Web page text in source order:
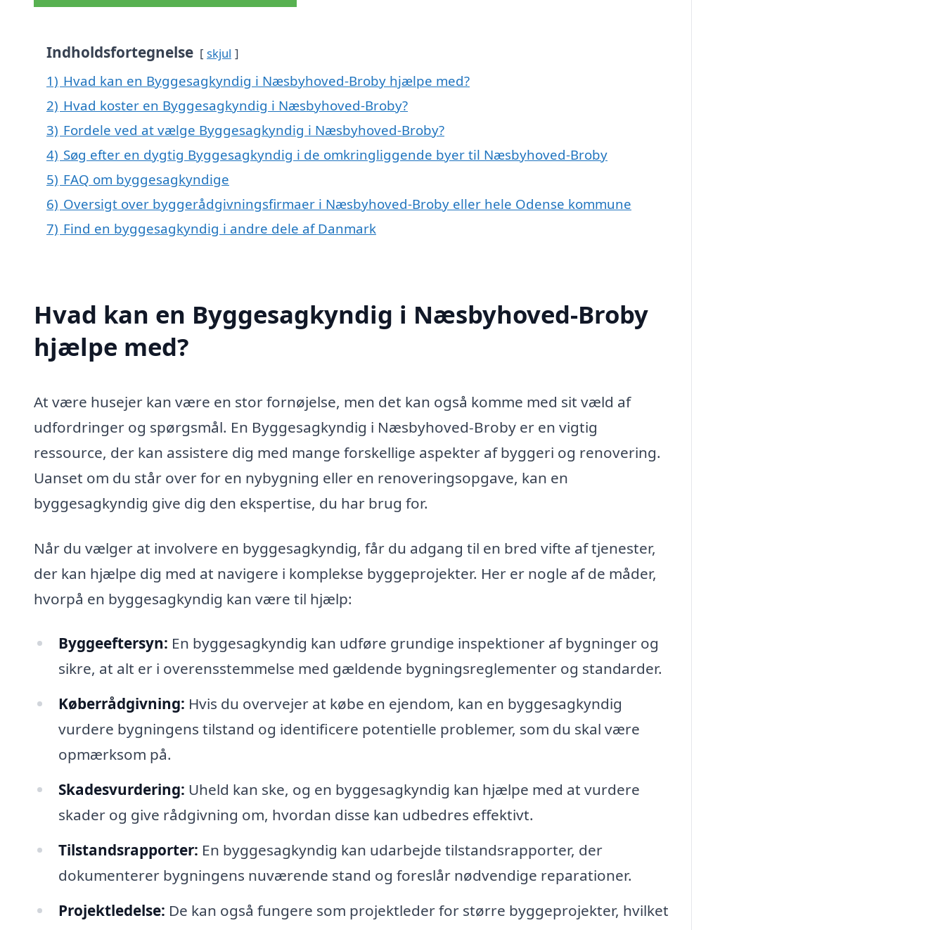
Indholdsfortegnelse skjul
1) Hvad kan en Byggesagkyndig i Næsbyhoved-Broby hjælpe med?
2) Hvad koster en Byggesagkyndig i Næsbyhoved-Broby?
3) Fordele ved at vælge Byggesagkyndig i Næsbyhoved-Broby?
4) Søg efter en dygtig Byggesagkyndig i de omkringliggende byer til Næsbyhoved-Broby
5) FAQ om byggesagkyndige
6) Oversigt over byggerådgivningsfirmaer i Næsbyhoved-Broby eller hele Odense kommune
7) Find en byggesagkyndig i andre dele af Danmark
Hvad kan en Byggesagkyndig i Næsbyhoved-Broby
hjælpe med?
At være husejer kan være en stor fornøjelse, men det kan også komme med sit væld af
udfordringer og spørgsmål. En Byggesagkyndig i Næsbyhoved-Broby er en vigtig
ressource, der kan assistere dig med mange forskellige aspekter af byggeri og renovering.
Uanset om du står over for en nybygning eller en renoveringsopgave, kan en
byggesagkyndig give dig den ekspertise, du har brug for.
Når du vælger at involvere en byggesagkyndig, får du adgang til en bred vifte af tjenester,
der kan hjælpe dig med at navigere i komplekse byggeprojekter. Her er nogle af de måder,
hvorpå en byggesagkyndig kan være til hjælp:
Byggeeftersyn: En byggesagkyndig kan udføre grundige inspektioner af bygninger og
sikre, at alt er i overensstemmelse med gældende bygningsreglementer og standarder.
Køberrådgivning: Hvis du overvejer at købe en ejendom, kan en byggesagkyndig
vurdere bygningens tilstand og identificere potentielle problemer, som du skal være
opmærksom på.
Skadesvurdering: Uheld kan ske, og en byggesagkyndig kan hjælpe med at vurdere
skader og give rådgivning om, hvordan disse kan udbedres effektivt.
Tilstandsrapporter: En byggesagkyndig kan udarbejde tilstandsrapporter, der
dokumenterer bygningens nuværende stand og foreslår nødvendige reparationer.
Projektledelse: De kan også fungere som projektleder for større byggeprojekter, hvilket